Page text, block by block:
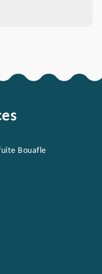
Bouafle